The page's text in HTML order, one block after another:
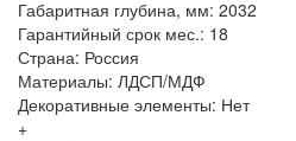
Габаритная глубина, мм: 2032
Гарантийный срок мес.: 18
Страна: Россия
Материалы: ЛДСП/МДФ
Декоративные элементы: Нет
+